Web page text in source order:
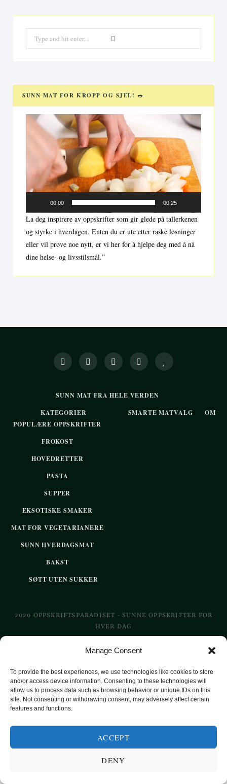
Manage Consent
To provide the best experiences, we use technologies like cookies to store
and/or access device information. Consenting to these technologies will
allow us to process data such as browsing behavior or unique IDs on this
site. Not consenting or withdrawing consent, may adversely affect certain
features and functions.
ACCEPT
DENY
for:
SUNN MAT FOR KROPP OG SJEL! 🥗
Videoavspiller
00:00 00:25
La deg inspirere av oppskrifter som gir glede på tallerkenen
og styrke i hverdagen. Enten du er ute etter raske løsninger
eller vil prøve noe nytt, er vi her for å hjelpe deg med å nå
dine helse- og livsstilsmål.”
SUNN MAT FRA HELE VERDEN
KATEGORIER
POPULÆRE OPPSKRIFTER
FROKOST
HOVEDRETTER
PASTA
SUPPER
EKSOTISKE SMAKER
MAT FOR VEGETARIANERE
SUNN HVERDAGSMAT
BAKST
SØTT UTEN SUKKER
SMARTE MATVALG OM
2020 OPPSKRIFTSPARADISET - SUNNE OPPSKRIFTER FOR
HVER DAG